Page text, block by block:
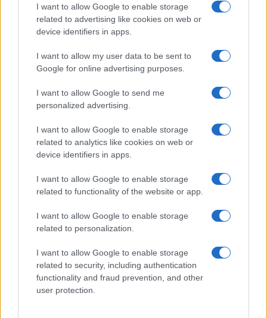
I want to allow Google to enable storage
related to advertising like cookies on web or
device identifiers in apps.
I want to allow my user data to be sent to
Google for online advertising purposes.
I want to allow Google to send me
personalized advertising.
I want to allow Google to enable storage
related to analytics like cookies on web or
device identifiers in apps.
I want to allow Google to enable storage
related to functionality of the website or app.
I want to allow Google to enable storage
related to personalization.
I want to allow Google to enable storage
related to security, including authentication
functionality and fraud prevention, and other
user protection.
maschi e che entrambi vogliono una prole, la
discendenza. La ragione umana ha creato il
matrimonio perché tutto questo
fosse possibile. Uomini e donne sono
profondamente diversi: se così non fosse non
avrebbero bisogno di essere completati da un
corpo e da una mente diversi.
Record negativo di denatalità
Matrimonio viene da “madre”:c’era un tempo in
era costruita per far sì che la donna diventasse
madre. Oggi è tutto il contrario e se c’è una cosa
su cui la festa dell’8 marzo dovrebbe interrogarsi
è innanzitutto sulrecord negativo di denatalità
dell’Italia. Una conquista per la donna sarebbe
quella di poter diventare madre con tutte le